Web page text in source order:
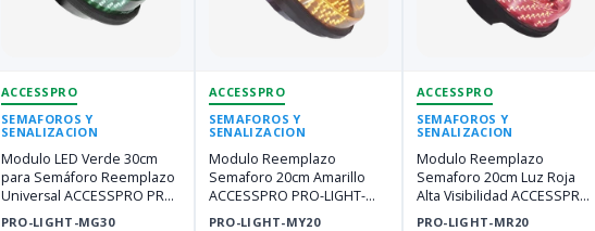
ACCESSPRO
SEMAFOROS Y
SENALIZACION
PRO-LIGHT-MG30
Modulo LED Verde 30cm
para Semáforo Reemplazo
Universal ACCESSPRO PRO-
LIGHT-MG30
ACCESSPRO
SEMAFOROS Y
SENALIZACION
PRO-LIGHT-MY20
Modulo Reemplazo
Semaforo 20cm Amarillo
ACCESSPRO PRO-LIGHT-
MY20
ACCESSPRO
SEMAFOROS Y
SENALIZACION
PRO-LIGHT-MR20
Modulo Reemplazo
Semaforo 20cm Luz Roja
Alta Visibilidad ACCESSPRO
PRO-LIGHT-MR20